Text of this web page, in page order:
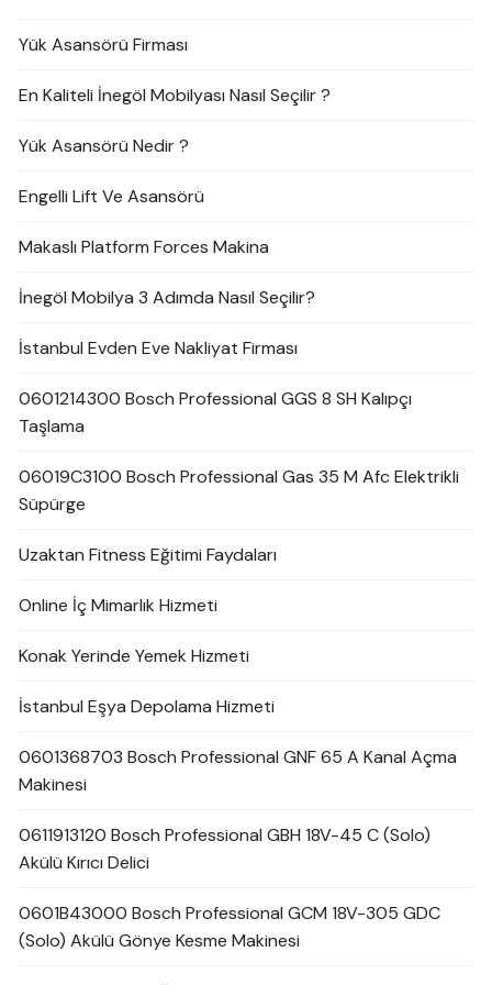
Yük Asansörü Firması
En Kaliteli İnegöl Mobilyası Nasıl Seçilir ?
Yük Asansörü Nedir ?
Engelli Lift Ve Asansörü
Makaslı Platform Forces Makina
İnegöl Mobilya 3 Adımda Nasıl Seçilir?
İstanbul Evden Eve Nakliyat Firması
0601214300 Bosch Professional GGS 8 SH Kalıpçı
Taşlama
06019C3100 Bosch Professional Gas 35 M Afc Elektrikli
Süpürge
Uzaktan Fitness Eğitimi Faydaları
Online İç Mimarlık Hizmeti
Konak Yerinde Yemek Hizmeti
İstanbul Eşya Depolama Hizmeti
0601368703 Bosch Professional GNF 65 A Kanal Açma
Makinesi
0611913120 Bosch Professional GBH 18V-45 C (Solo)
Akülü Kırıcı Delici
0601B43000 Bosch Professional GCM 18V-305 GDC
(Solo) Akülü Gönye Kesme Makinesi